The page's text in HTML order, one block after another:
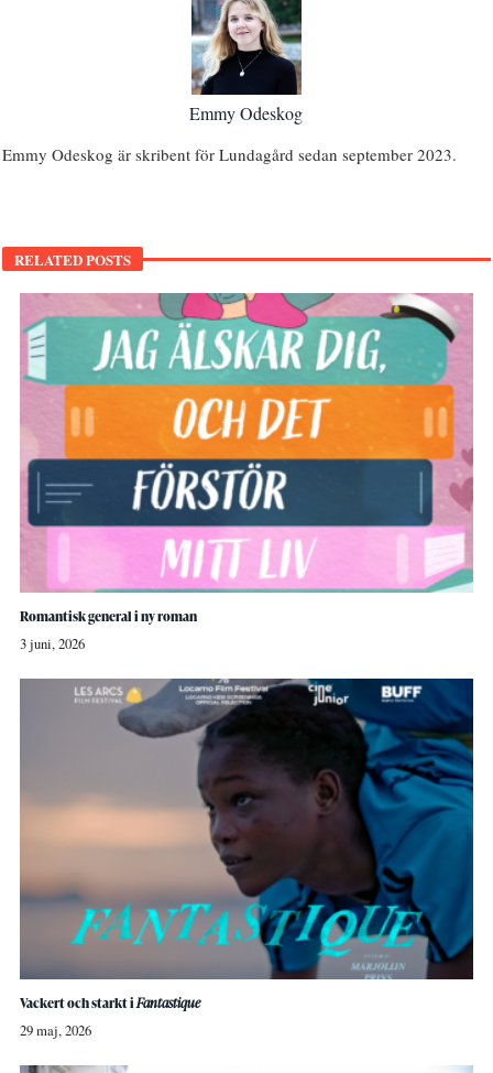
Emmy Odeskog
Emmy Odeskog är skribent för Lundagård sedan september 2023.
RELATED POSTS
Romantisk general i ny roman
3 juni, 2026
Vackert och starkt iFantastique
29 maj, 2026